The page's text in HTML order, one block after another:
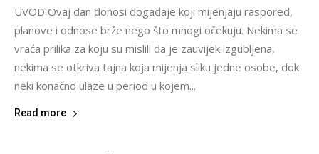
UVOD Ovaj dan donosi događaje koji mijenjaju raspored,
planove i odnose brže nego što mnogi očekuju. Nekima se
vraća prilika za koju su mislili da je zauvijek izgubljena,
nekima se otkriva tajna koja mijenja sliku jedne osobe, dok
neki konačno ulaze u period u kojem...
Read more